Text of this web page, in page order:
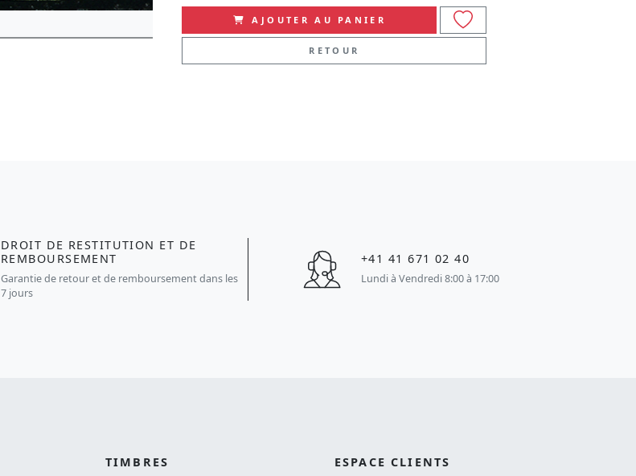
AJOUTER AU PANIER
RETOUR
DROIT DE RESTITUTION ET DE
REMBOURSEMENT
Garantie de retour et de remboursement dans les
7 jours
+41 41 671 02 40
Lundi à Vendredi 8:00 à 17:00
TIMBRES
ESPACE CLIENTS